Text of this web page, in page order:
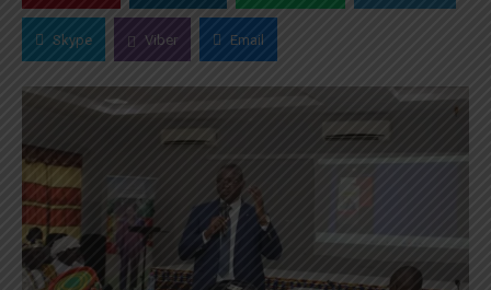
Skype Viber Email